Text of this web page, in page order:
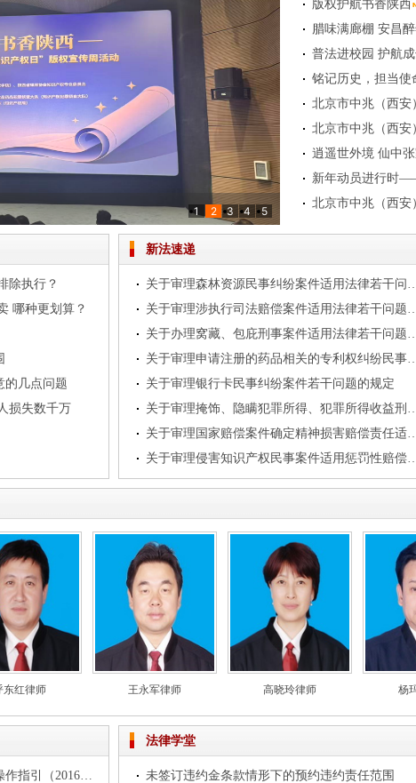
增效——我所举办专题业务培训
）律师事务所共观抗战胜利80周年纪念盛典
总结大会圆满落幕
1 2 3 4 5
版权护航书香陕西
腊味满廊棚 安昌
除执行？
哪种更划算？
的几点问题
损失数千万
新法速递
关于审理森林资源民事纠纷案件
关于审理涉执行司法赔偿案件
关于办理窝藏、包庇刑事案件
关于审理申请注册的药品相关的专利权纠纷
关于审理银行卡民事纠纷案件若干问题的规定
关于审理掩饰、隐瞒犯罪所得、犯罪所得收益
关于审理国家赔偿案件确定精神损害赔
关于审理侵害知识产权民事案
东红律师 王永军律师 高晓玲律师 杨
律师办理私募投资基金法律业务操作指引（2016试行）
法律学堂
未签订违约金条款情形下的预约违约责任范围